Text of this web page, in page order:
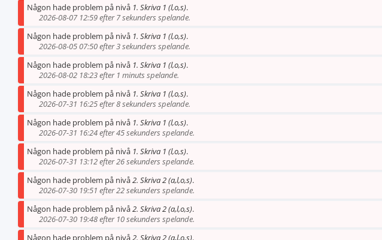
Någon hade problem på nivå 1. Skriva 1 (l,o,s).
2026-08-07 12:59 efter 7 sekunders spelande.
Någon hade problem på nivå 1. Skriva 1 (l,o,s).
2026-08-05 07:50 efter 3 sekunders spelande.
Någon hade problem på nivå 1. Skriva 1 (l,o,s).
2026-08-02 18:23 efter 1 minuts spelande.
Någon hade problem på nivå 1. Skriva 1 (l,o,s).
2026-07-31 16:25 efter 8 sekunders spelande.
Någon hade problem på nivå 1. Skriva 1 (l,o,s).
2026-07-31 16:24 efter 45 sekunders spelande.
Någon hade problem på nivå 1. Skriva 1 (l,o,s).
2026-07-31 13:12 efter 26 sekunders spelande.
Någon hade problem på nivå2. Skriva 2 (a,l,o,s).
2026-07-30 19:51 efter 22 sekunders spelande.
Någon hade problem på nivå2. Skriva 2 (a,l,o,s).
2026-07-30 19:48 efter 10 sekunders spelande.
Någon hade problem på nivå2. Skriva 2 (a,l,o,s).